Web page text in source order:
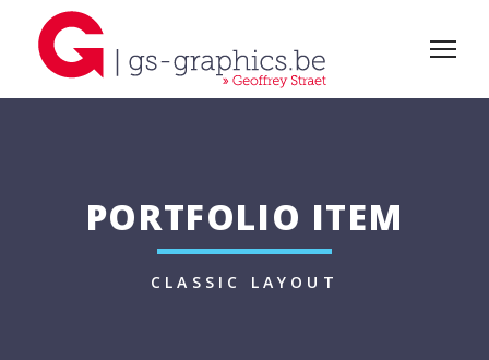
PORTFOLIO ITEM
CLASSIC LAYOUT